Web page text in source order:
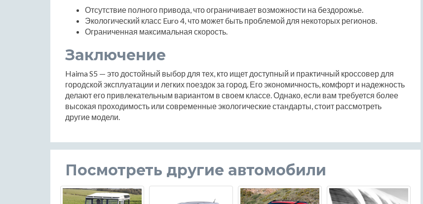
Отсутствие полного привода, что ограничивает возможности на бездорожье.
Экологический класс Euro 4, что может быть проблемой для некоторых регионов.
Ограниченная максимальная скорость.
Заключение
Haima S5 — это достойный выбор для тех, кто ищет доступный и практичный кроссовер для
городской эксплуатации и легких поездок за город. Его экономичность, комфорт и надежность
делают его привлекательным вариантом в своем классе. Однако, если вам требуется более
высокая проходимость или современные экологические стандарты, стоит рассмотреть
другие модели.
Посмотреть другие автомобили